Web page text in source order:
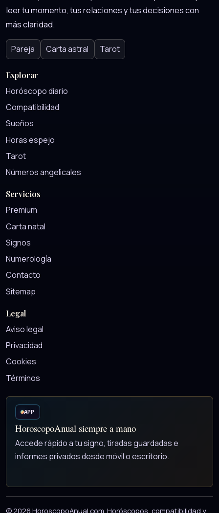
leer tu momento, tus relaciones y tus decisiones con
más claridad.
Pareja Carta astral Tarot
Explorar
Horóscopo diario
Compatibilidad
Sueños
Horas espejo
Tarot
Números angelicales
Servicios
Premium
Carta natal
Signos
Numerología
Contacto
Sitemap
Legal
Aviso legal
Privacidad
Cookies
Términos
APP
HoroscopoAnual siempre a mano
Accede rápido a tu signo, tiradas guardadas e
informes privados desde móvil o escritorio.
© 2026 HoroscopoAnual.com. Horóscopos, compatibilidad y